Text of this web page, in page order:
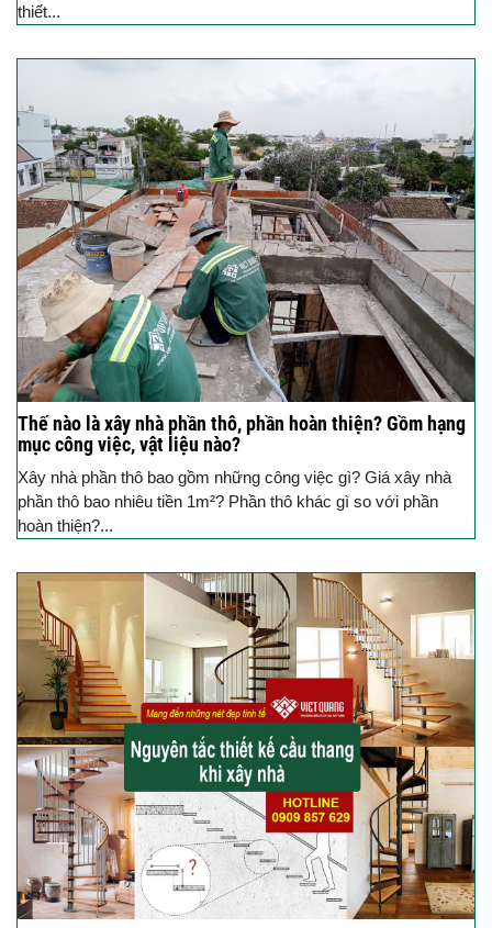
thiết...
Thế nào là xây nhà phần thô, phần hoàn thiện? Gồm hạng
mục công việc, vật liệu nào?
Xây nhà phần thô bao gồm những công việc gì? Giá xây nhà
phần thô bao nhiêu tiền 1m²? Phần thô khác gì so với phần
hoàn thiện?...